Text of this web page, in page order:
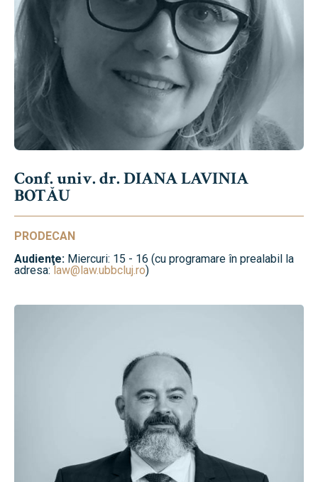
Conf. univ. dr. DIANA LAVINIA
BOTĂU
PRODECAN
Audienţe: Miercuri: 15 - 16 (cu programare în prealabil la
adresa: law@law.ubbcluj.ro)